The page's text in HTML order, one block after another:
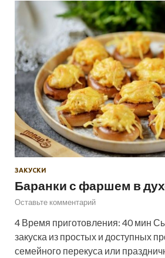
ЗАКУСКИ
Баранки с фаршем в
Оставьте комментарий
4 Время приготовления: 40 мин
закуска из простых и доступных
семейного перекуса или